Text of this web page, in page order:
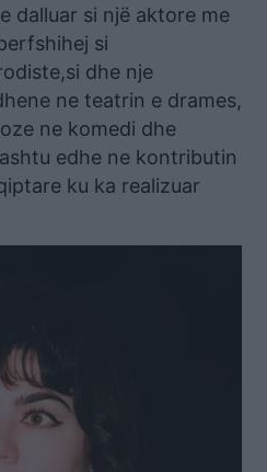
dalluar si një aktore me
si
dhe nje
ne teatrin e drames,
ne komedi dhe
edhe ne kontributin
ku ka realizuar